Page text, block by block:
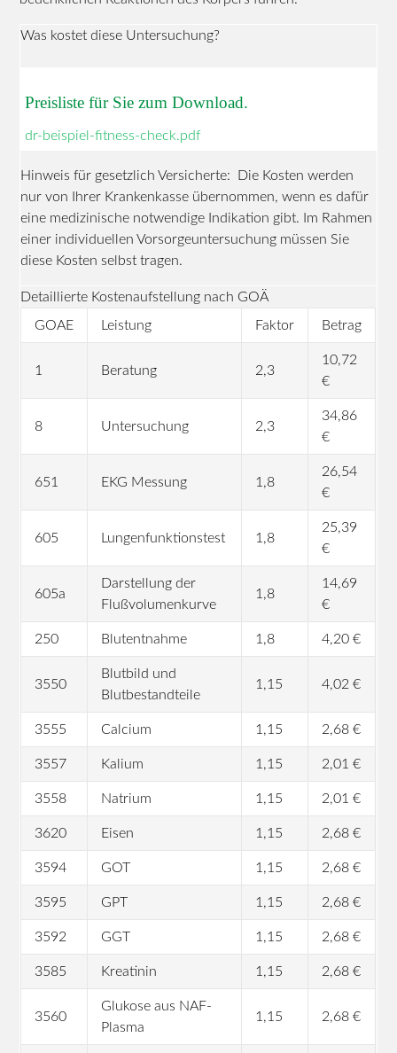
Was kostet diese Untersuchung?
Preisliste für Sie zum Download.
dr-beispiel-fitness-check.pdf
Hinweis für gesetzlich Versicherte: Die Kosten werden
nur von Ihrer Krankenkasse übernommen, wenn es dafür
eine medizinische notwendige Indikation gibt. Im Rahmen
einer individuellen Vorsorgeuntersuchung müssen Sie
diese Kosten selbst tragen.
Detaillierte Kostenaufstellung nach GOÄ
GOAE
Leistung Faktor Betrag
1 Beratung 2,3
10,72
€
8 Untersuchung 2,3
34,86
€
651 EKG Messung 1,8
26,54
€
605 Lungenfunktionstest 1,8
25,39
€
605a
Darstellung der
Flußvolumenkurve
1,8
14,69
€
250 Blutentnahme 1,8 4,20 €
3550
Blutbild und
Blutbestandteile
1,15 4,02 €
3555 Calcium 1,15 2,68 €
3557 Kalium 1,15 2,01 €
3558 Natrium 1,15 2,01 €
3620 Eisen 1,15 2,68 €
3594 GOT 1,15 2,68 €
3595 GPT 1,15 2,68 €
3592 GGT 1,15 2,68 €
3585 Kreatinin 1,15 2,68 €
3560
Glukose aus NAF-
Plasma
1,15 2,68 €